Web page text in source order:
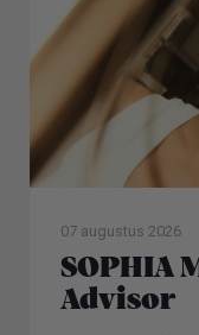
07 augustus 2026
SOPHIA
Advisor